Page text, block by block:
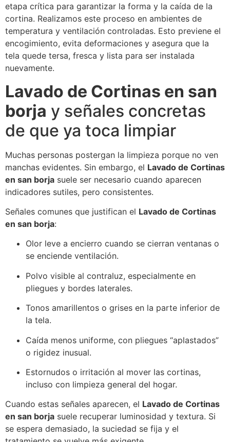
etapa crítica para garantizar la forma y la caída de la
cortina. Realizamos este proceso en ambientes de
temperatura y ventilación controladas. Esto previene el
encogimiento, evita deformaciones y asegura que la
tela quede tersa, fresca y lista para ser instalada
nuevamente.
Lavado de Cortinas en san
borja y señales concretas
de que ya toca limpiar
Muchas personas postergan la limpieza porque no ven
manchas evidentes. Sin embargo, el Lavado de Cortinas
en san borja suele ser necesario cuando aparecen
indicadores sutiles, pero consistentes.
Señales comunes que justifican el Lavado de Cortinas
en san borja:
Olor leve a encierro cuando se cierran ventanas o
se enciende ventilación.
Polvo visible al contraluz, especialmente en
pliegues y bordes laterales.
Tonos amarillentos o grises en la parte inferior de
la tela.
Caída menos uniforme, con pliegues “aplastados”
o rigidez inusual.
Estornudos o irritación al mover las cortinas,
incluso con limpieza general del hogar.
Cuando estas señales aparecen, el Lavado de Cortinas
en san borja suele recuperar luminosidad y textura. Si
se espera demasiado, la suciedad se fija y el